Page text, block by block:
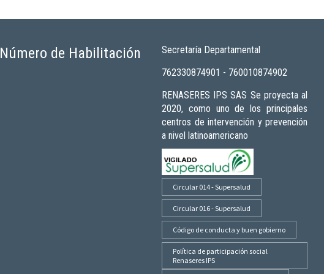
Número de Habilitación
Secretaría Departamental
762330874901 - 760010874902
RENASERES IPS SAS Se proyecta al
2020, como uno de los principales
centros de intervención y prevención
a nivel latinoamericano
Circular 014 - Supersalud
Circular 016 - Supersalud
Código de conducta y buen gobierno
Política de participación social
Renaseres IPS